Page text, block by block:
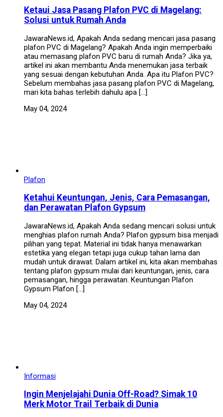
Ketaui Jasa Pasang Plafon PVC di Magelang:
Solusi untuk Rumah Anda
JawaraNews.id, Apakah Anda sedang mencari jasa pasang
plafon PVC di Magelang? Apakah Anda ingin memperbaiki
atau memasang plafon PVC baru di rumah Anda? Jika ya,
artikel ini akan membantu Anda menemukan jasa terbaik
yang sesuai dengan kebutuhan Anda. Apa itu Plafon PVC?
Sebelum membahas jasa pasang plafon PVC di Magelang,
mari kita bahas terlebih dahulu apa […]
May 04, 2024
Plafon
Ketahui Keuntungan, Jenis, Cara Pemasangan,
dan Perawatan Plafon Gypsum
JawaraNews.id, Apakah Anda sedang mencari solusi untuk
menghias plafon rumah Anda? Plafon gypsum bisa menjadi
pilihan yang tepat. Material ini tidak hanya menawarkan
estetika yang elegan tetapi juga cukup tahan lama dan
mudah untuk dirawat. Dalam artikel ini, kita akan membahas
tentang plafon gypsum mulai dari keuntungan, jenis, cara
pemasangan, hingga perawatan. Keuntungan Plafon
Gypsum Plafon […]
May 04, 2024
Informasi
Ingin Menjelajahi Dunia Off-Road? Simak 10
Merk Motor Trail Terbaik di Dunia